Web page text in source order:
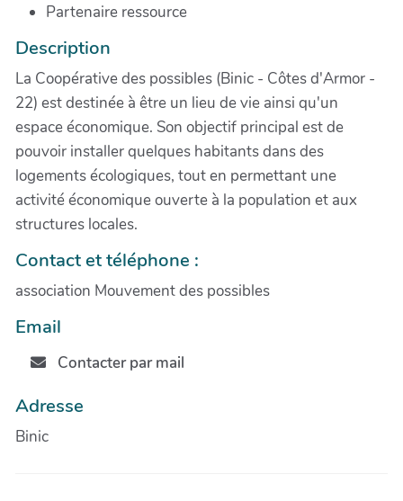
Partenaire ressource
Description
La Coopérative des possibles (Binic - Côtes d'Armor -
22) est destinée à être un lieu de vie ainsi qu'un
espace économique. Son objectif principal est de
pouvoir installer quelques habitants dans des
logements écologiques, tout en permettant une
activité économique ouverte à la population et aux
structures locales.
Contact et téléphone :
association Mouvement des possibles
Email
Contacter par mail
Adresse
Binic